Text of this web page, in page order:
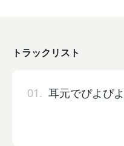
トラックリスト
01. 耳元でぴよぴよ